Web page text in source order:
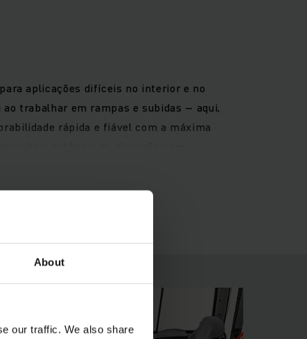
About
our traffic. We also share
aplicações difíceis no interior e no
trabalhar em rampas e subidas – aqui,
rápida e fiável com a máxima
de manutenção e conforto de
de assistência facilmente conectáveis
assegura a melhor visibilidade geral.